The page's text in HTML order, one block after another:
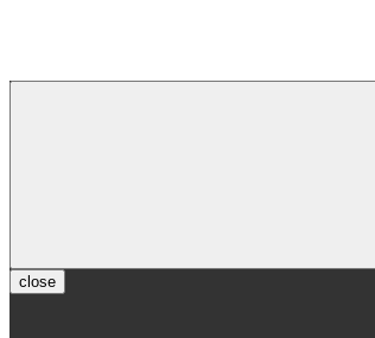
close